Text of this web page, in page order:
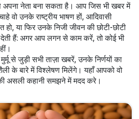
नेता बना सकता है। आप जिस भी खबर में
वो उनके राष्ट्रीय भाषण हों, आदिवासी
हो, या फिर उनके निजी जीवन की छोटी-छोटी
हैं: अगर आप लगन से काम करें, तो कोई भी
से जुड़ी सभी ताज़ा खबरें, उनके निर्णयों का
के बारे में विश्लेषण मिलेंगे। यहाँ आपको वो
असली कहानी समझने में मदद करे।